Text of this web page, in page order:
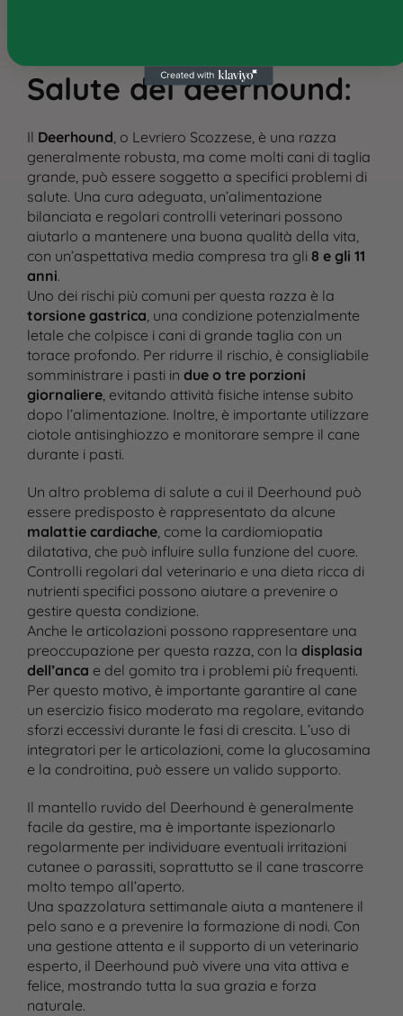
Salute del deerhound:
Il Deerhound, o Levriero Scozzese, è una razza
generalmente robusta, ma come molti cani di taglia
grande, può essere soggetto a specifici problemi di
salute. Una cura adeguata, un’alimentazione
bilanciata e regolari controlli veterinari possono
aiutarlo a mantenere una buona qualità della vita,
con un’aspettativa media compresa tra gli 8 e gli 11
anni.
Uno dei rischi più comuni per questa razza è la
torsione gastrica, una condizione potenzialmente
letale che colpisce i cani di grande taglia con un
torace profondo. Per ridurre il rischio, è consigliabile
somministrare i pasti in due o tre porzioni
giornaliere, evitando attività fisiche intense subito
dopo l’alimentazione. Inoltre, è importante utilizzare
ciotole antisinghiozzo e monitorare sempre il cane
durante i pasti.
Un altro problema di salute a cui il Deerhound può
essere predisposto è rappresentato da alcune
malattie cardiache, come la cardiomiopatia
dilatativa, che può influire sulla funzione del cuore.
Controlli regolari dal veterinario e una dieta ricca di
nutrienti specifici possono aiutare a prevenire o
gestire questa condizione.
Anche le articolazioni possono rappresentare una
preoccupazione per questa razza, con la displasia
dell’anca e del gomito tra i problemi più frequenti.
Per questo motivo, è importante garantire al cane
un esercizio fisico moderato ma regolare, evitando
sforzi eccessivi durante le fasi di crescita. L’uso di
integratori per le articolazioni, come la glucosamina
e la condroitina, può essere un valido supporto.
Il mantello ruvido del Deerhound è generalmente
facile da gestire, ma è importante ispezionarlo
regolarmente per individuare eventuali irritazioni
cutanee o parassiti, soprattutto se il cane trascorre
molto tempo all’aperto.
Una spazzolatura settimanale aiuta a mantenere il
pelo sano e a prevenire la formazione di nodi. Con
una gestione attenta e il supporto di un veterinario
esperto, il Deerhound può vivere una vita attiva e
felice, mostrando tutta la sua grazia e forza
naturale.